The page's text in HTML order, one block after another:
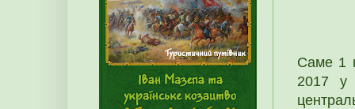
Саме 1
2017 у